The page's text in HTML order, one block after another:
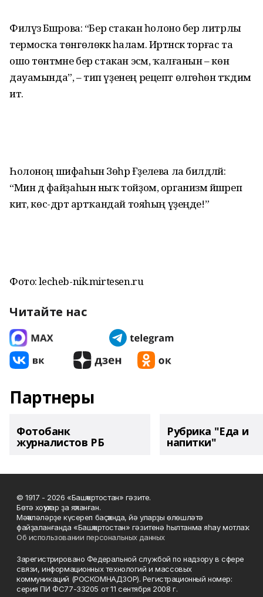
Филүзә Бәшәрова: “Бер стакан һолоно бер литрлы
термосҡа төнгөлөккә һалам. Иртәнсәк торғас та
ошо төнәтмәне бер стакан эсәм, ҡалғанын – көн
дауамында”, – тип үҙенең рецепт өлгөһөн тәҡдим
итә.
Һолоноң шифаһын Зөһрә Ғәҙеләева ла билдәләй:
“Мин дә файҙаһын ныҡ тойҙом, организм йәшәреп
китә, көс-дәрт артҡандай тояһың үҙеңде!”
Фото: lecheb-nik.mirtesen.ru
Читайте нас
Партнеры
Фотобанк
журналистов РБ
Рубрика "Еда и
напитки"
© 1917 - 2026 «Башҡортостан» гәзите.
Бөтә хоҡуҡтар ҙа яҡланған.
Мәҡәләләрҙе күсереп баҫҡанда, йә уларҙы өлөшләтә
файҙаланғанда «Башҡортостан» гәзитенә һылтанма яһау мотлаҡ.
Об использовании персональных данных
Зарегистрировано Федеральной службой по надзору в сфере
связи, информационных технологий и массовых
коммуникаций (РОСКОМНАДЗОР). Регистрационный номер:
серия ПИ ФС77-33205 от 11 сентября 2008 г.